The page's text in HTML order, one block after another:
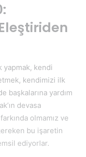
yapmak, kendi
etmek, kendimizi ilk
başkalarına yardım
devasa
olmamız ve
bu işaretin
ediyorlar.